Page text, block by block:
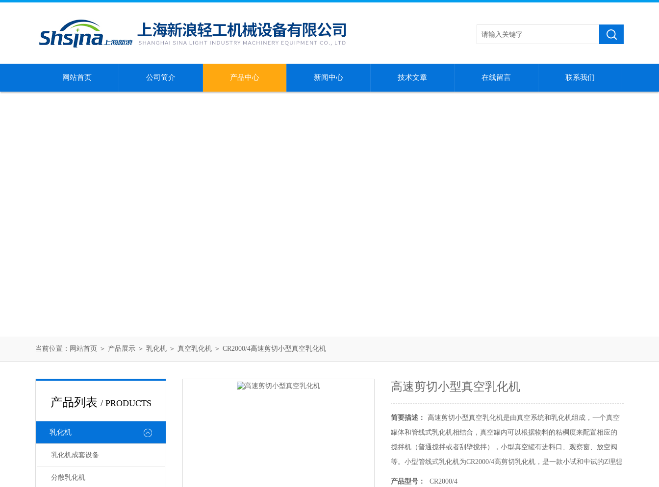
网站首页 公司简介 产品中心 新闻中心 技术文章 在线留言 联系我们
当前位置： 网站首页 ＞ 产品展示 ＞ 乳化机 ＞ 真空乳化机 ＞ CR2000/4高速剪切小型真空乳化机
产品列表 / PRODUCTS
乳化机
乳化机成套设备
分散乳化机
高速剪切小型真空乳化机
简要描述：
高速剪切小型真空乳化机是由真空系统和乳化机组成，一个真空
罐体和管线式乳化机相结合，真空罐内可以根据物料的粘稠度来配置相应的
搅拌机（普通搅拌或者刮壁搅拌），小型真空罐有进料口、观察窗、放空阀
等。小型管线式乳化机为CR2000/4高剪切乳化机，是一款小试和中试的Z理想
乳化设备，CRS2000/4设备转速高达9000rpm，三级工作头，采用德国博格曼
产品型号：
CR2000/4